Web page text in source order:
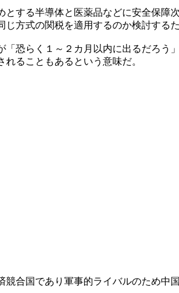
する半導体と医薬品などに安全保
方式の関税を適用するのか検討するた
恐らく１～２カ月以内に出るだろう
ることもあるという意味だ。
合国であり軍事的ライバルのため